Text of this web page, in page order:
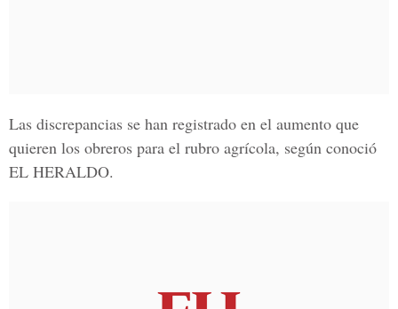
Las discrepancias se han registrado en el aumento que
quieren los obreros para el rubro agrícola, según conoció
EL HERALDO.